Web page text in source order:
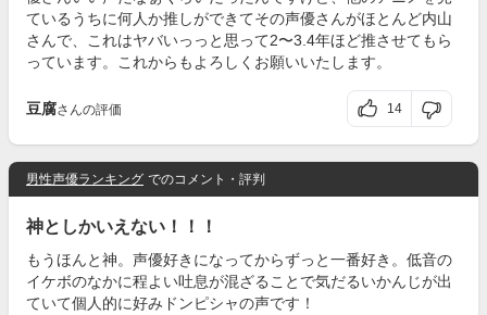
ているうちに何人か推しができてその声優さんがほとんど内山
さんで、これはヤバいっっと思って2〜3.4年ほど推させてもら
っています。これからもよろしくお願いいたします。
豆腐さんの評価 14
男性声優ランキング でのコメント・評判
神としかいえない！！！
もうほんと神。声優好きになってからずっと一番好き。低音の
イケボのなかに程よい吐息が混ざることで気だるいかんじが出
ていて個人的に好みドンピシャの声です！